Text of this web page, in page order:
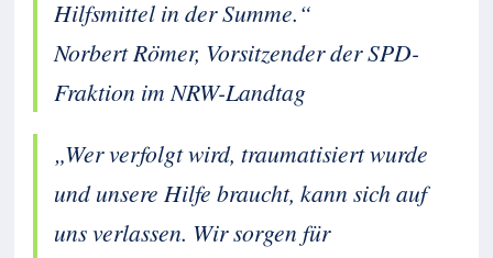
Hilfsmittel in der Summe.“
Norbert Römer, Vorsitzender der SPD-
Fraktion im NRW-Landtag
„Wer verfolgt wird, traumatisiert wurde
und unsere Hilfe braucht, kann sich auf
uns verlassen. Wir sorgen für